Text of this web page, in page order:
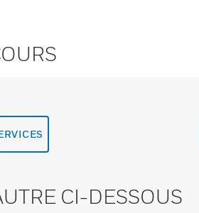
CI-DESSOUS